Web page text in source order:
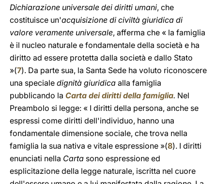
Dichiarazione universale dei diritti umani, che
costituisce un'acquisizione di civiltà giuridica di
valore veramente universale, afferma che « la famiglia
è il nucleo naturale e fondamentale della società e ha
diritto ad essere protetta dalla società e dallo Stato
»(7). Da parte sua, la Santa Sede ha voluto riconoscere
una speciale dignità giuridica alla famiglia
pubblicando la Carta dei diritti della famiglia. Nel
Preambolo si legge: « I diritti della persona, anche se
espressi come diritti dell'individuo, hanno una
fondamentale dimensione sociale, che trova nella
famiglia la sua nativa e vitale espressione »(8). I diritti
enunciati nella Carta sono espressione ed
esplicitazione della legge naturale, iscritta nel cuore